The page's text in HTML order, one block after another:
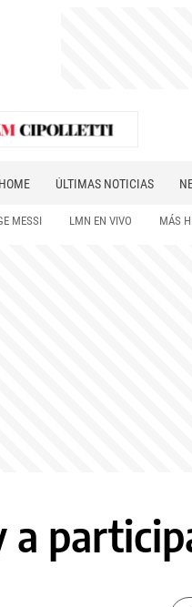
HOME ÚLTIMAS NOTICIAS
MESSI LMN EN VIVO MÁS
a